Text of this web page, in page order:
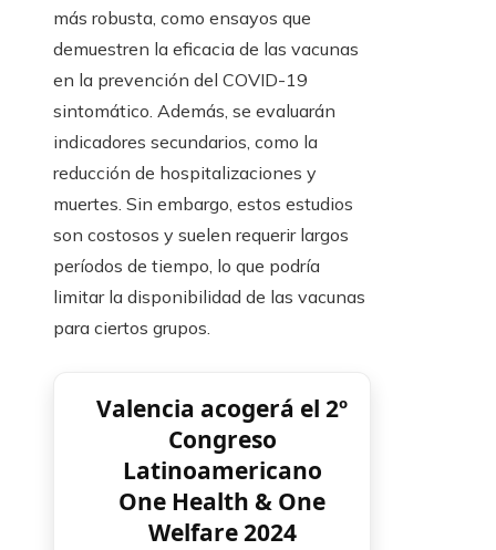
más robusta, como ensayos que
demuestren la eficacia de las vacunas
en la prevención del COVID-19
sintomático. Además, se evaluarán
indicadores secundarios, como la
reducción de hospitalizaciones y
muertes. Sin embargo, estos estudios
son costosos y suelen requerir largos
períodos de tiempo, lo que podría
limitar la disponibilidad de las vacunas
para ciertos grupos.
Valencia acogerá el 2º
Congreso
Latinoamericano
One Health & One
Welfare 2024